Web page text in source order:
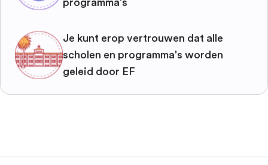
programma's
Je kunt erop vertrouwen dat alle
scholen en programma's worden
geleid door EF